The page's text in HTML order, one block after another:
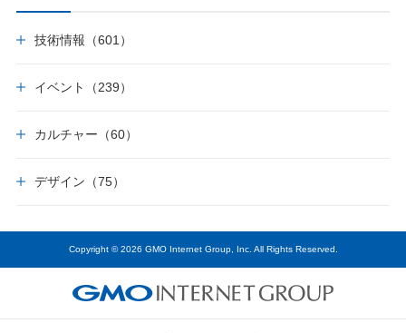
技術情報（601）
イベント（239）
カルチャー（60）
デザイン（75）
Copyright © 2026 GMO Internet Group, Inc. All Rights Reserved.